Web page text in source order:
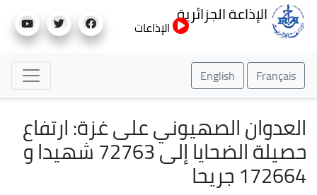
إلى
الإذاعة الجزائرية
الإذاعات
Français
English
العدوان الصهيوني على غزة: ارتفاع
حصيلة الضحايا إلى 72763 شهيدا و
172664 جريحا